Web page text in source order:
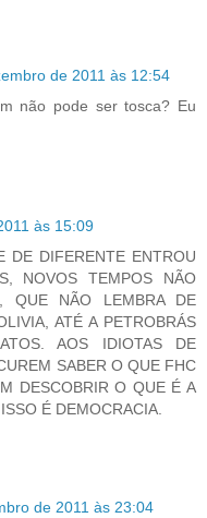
de 2011 às 12:54
não pode ser tosca? Eu
às 15:09
DE DIFERENTE ENTROU
NOVOS TEMPOS NÃO
QUE NÃO LEMBRA DE
ATÉ A PETROBRÁS
AOS IDIOTAS DE
SABER O QUE FHC
DESCOBRIR O QUE É A
É DEMOCRACIA.
de 2011 às 23:04